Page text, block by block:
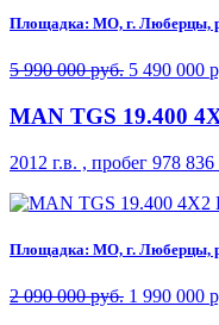
Площадка: МО, г. Люберцы,
5 990 000 руб. 5 490 000
MAN TGS 19.400
2012 г.в. , пробег 978
Площадка: МО, г. Люберцы,
2 090 000 руб. 1 990 000